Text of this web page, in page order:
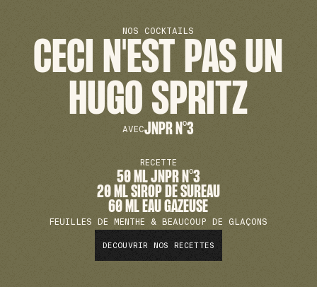
NOS COCKTAILS
CECI N'EST PAS UN
HUGO SPRITZ
AVECJNPR N°3
RECETTE
50 ML JNPR N°3
20 ML SIROP DE SUREAU
60 ML EAU GAZEUSE
FEUILLES DE MENTHE & BEAUCOUP DE GLAÇONS
DECOUVRIR NOS RECETTES